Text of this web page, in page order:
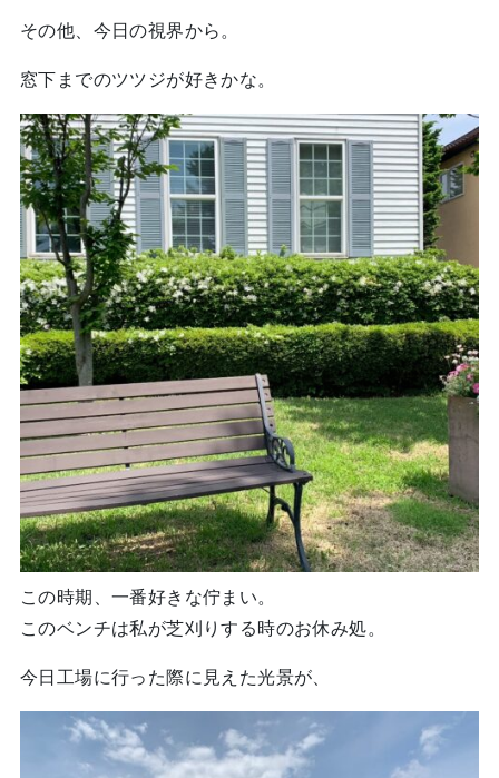
その他、今日の視界から。
窓下までのツツジが好きかな。
この時期、一番好きな佇まい。
このベンチは私が芝刈りする時のお休み処。
今日工場に行った際に見えた光景が、